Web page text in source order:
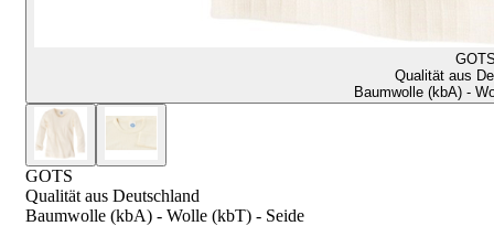
Qualität aus
Baumwolle (kbA) -
GOTS
Qualität aus Deutschland
Baumwolle (kbA) - Wolle (kbT) - Seide